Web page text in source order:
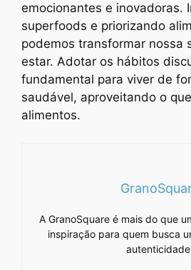
emocionantes e inovadoras.
superfoods e priorizando
podemos transformar nossa
estar. Adotar os hábitos
fundamental para viver de
saudável, aproveitando o
alimentos.
A GranoSquare é mais do que
inspiração para quem busca